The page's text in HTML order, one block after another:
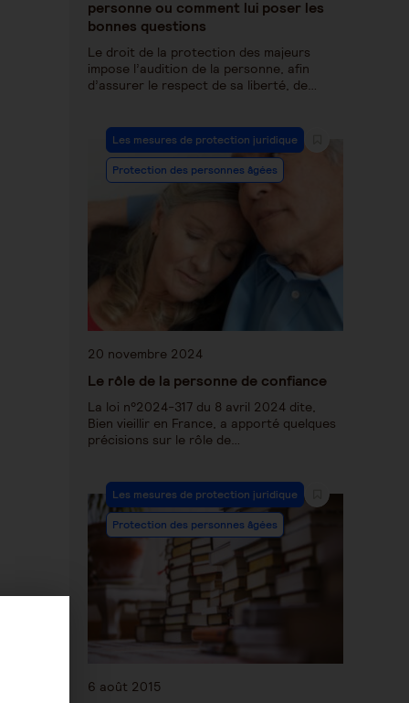
personne ou comment lui poser les
bonnes questions
Le droit de la protection des majeurs
impose l’audition de la personne, afin
d’assurer le respect de sa liberté, de…
Les mesures de protection juridique
Protection des personnes âgées
20 novembre 2024
Le rôle de la personne de confiance
La loi n°2024-317 du 8 avril 2024 dite,
Bien vieillir en France, a apporté quelques
précisions sur le rôle de…
Les mesures de protection juridique
Protection des personnes âgées
6 août 2015